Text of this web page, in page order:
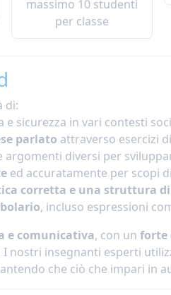
massimo 10 studenti
per classe
di:
e sicurezza in vari contesti
parlato attraverso esercizi
argomenti diversi per
ed accuratamente per scopi
corretta e una struttura
, incluso espressioni
e comunicativa, con un forte
I nostri insegnanti esperti
che ciò che impari in